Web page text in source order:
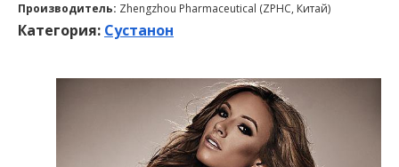
Производитель: Zhengzhou Pharmaceutical (ZPHC, Китай)
Категория: Сустанон